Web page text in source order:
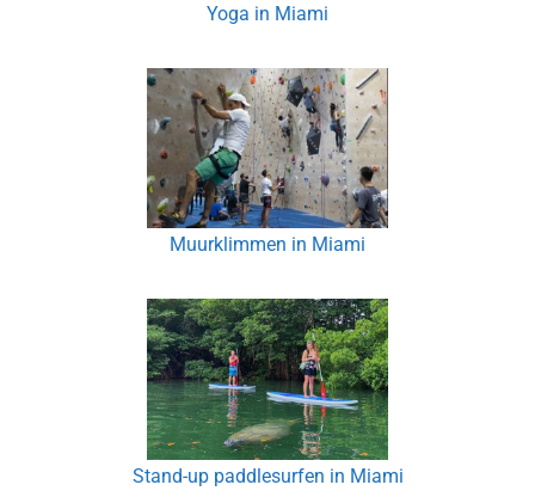
Yoga in Miami
Muurklimmen in Miami
Stand-up paddlesurfen in Miami